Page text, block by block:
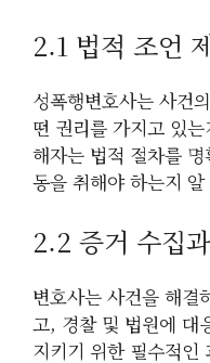
2.1 법적 조언
성폭행변호사는 사건
떤 권리를 가지고 있
해자는 법적 절차를
동을 취해야 하는지
2.2 증거 수집
변호사는 사건을 해결
고, 경찰 및 법원에 대
지키기 위한 필수적